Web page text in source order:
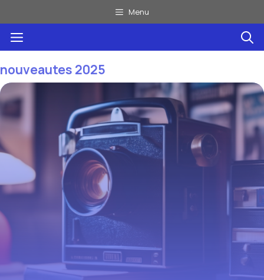
au
contenu
Menu
Menu
nouveautes 2025